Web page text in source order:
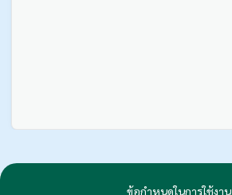
ข้อกำหนดในการใช้งาน